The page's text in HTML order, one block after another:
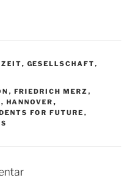
, GESELLSCHAFT,
, FRIEDRICH MERZ ,
, HANNOVER ,
FOR FUTURE ,